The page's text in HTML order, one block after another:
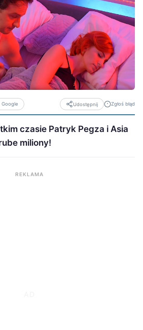
Udostępnij Zgłoś błąd
czasie Patryk Pegza i Asia
miliony!
REKLAMA